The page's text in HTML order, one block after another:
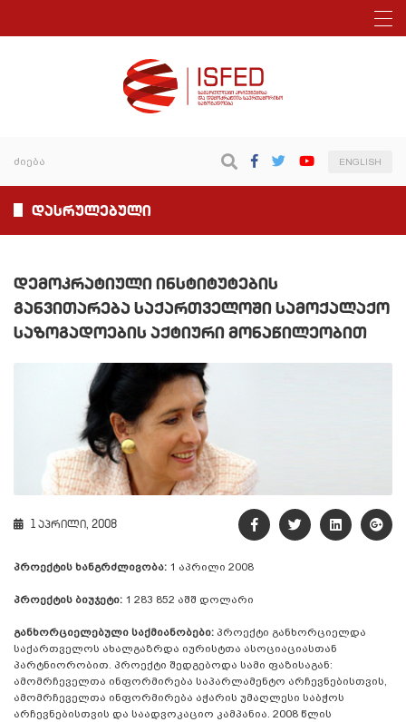
ENGLISH
დასრულებული
დემოკრატიული ინსტიტუტების
განვითარება საქართველოში სამოქალაქო
საზოგადოების აქტიური მონაწილეობით
1 აპრილი, 2008
პროექტის ხანგრძლივობა: 1 აპრილი 2008
პროექტის ბიუჯეტი: 1 283 852 აშშ დოლარი
განხორციელებული საქმიანობები: პროექტი განხორციელდა
საქართველოს ახალგაზრდა იურისტთა ასოციაციასთან
პარტნიორობით. პროექტი შედგებოდა სამი ფაზისაგან:
ამომრჩეველთა ინფორმირება საპარლამენტო არჩევნებისთვის,
ამომრჩეველთა ინფორმირება აჭარის უმაღლესი საბჭოს
არჩევნებისთვის და საადვოკაციო კამპანია. 2008 წლის